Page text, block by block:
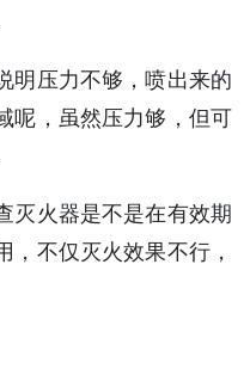
压力不够，喷出来的
呢，虽然压力够，但可
火器是不是在有效期
，不仅灭火效果不行，